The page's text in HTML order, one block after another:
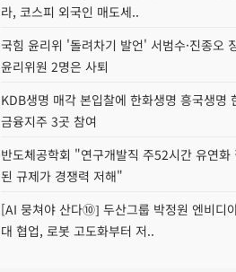
라, 코스피 외국인 매도세..
국힘 윤리위 '돌려차기 발언' 서범수·진종오
윤리위원 2명은 사퇴
KDB생명 매각 본입찰에 한화생명 흥국생명
금융지주 3곳 참여
반도체공학회 "연구개발직 주52시간 유연화
된 규제가 경쟁력 저해"
[AI 뭉쳐야 산다⑩] 두산그룹 박정원 엔비디
대 협업, 로봇 고도화부터 저..